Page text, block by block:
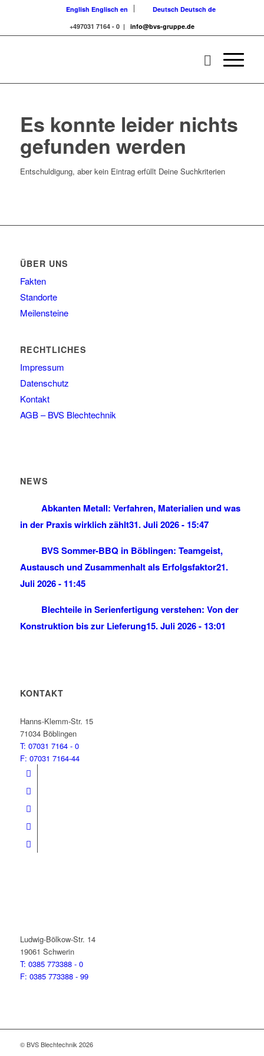
English Englisch en Deutsch Deutsch de
+497031 7164 - 0 |
info@bvs-gruppe.de
Es konnte leider nichts
gefunden werden
Entschuldigung, aber kein Eintrag erfüllt Deine Suchkriterien
ÜBER UNS
Fakten
Standorte
Meilensteine
RECHTLICHES
Impressum
Datenschutz
Kontakt
AGB – BVS Blechtechnik
NEWS
Abkanten Metall: Verfahren, Materialien und was
in der Praxis wirklich zählt31. Juli 2026 - 15:47
BVS Sommer-BBQ in Böblingen: Teamgeist,
Austausch und Zusammenhalt als Erfolgsfaktor21.
Juli 2026 - 11:45
Blechteile in Serienfertigung verstehen: Von der
Konstruktion bis zur Lieferung15. Juli 2026 - 13:01
KONTAKT
Hanns-Klemm-Str. 15
71034 Böblingen
T: 07031 7164 - 0
F: 07031 7164-44
Ludwig-Bölkow-Str. 14
19061 Schwerin
T: 0385 773388 - 0
F: 0385 773388 - 99
© BVS Blechtechnik 2026